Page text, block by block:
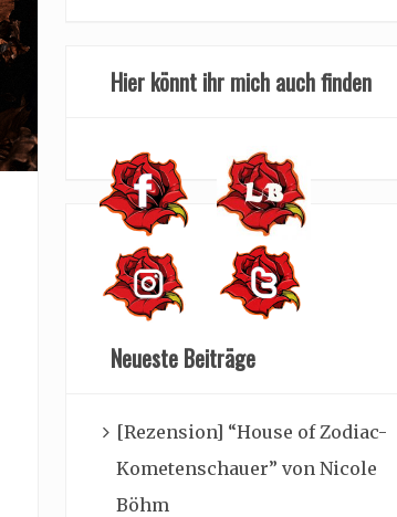
Hier könnt ihr mich auch finden
Neueste Beiträge
[Rezension] “House of Zodiac-
Kometenschauer” von Nicole
Böhm